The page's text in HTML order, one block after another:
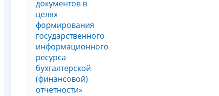
документов в
целях
формирования
государственного
информационного
ресурса
бухгалтерской
(финансовой)
отчетности»